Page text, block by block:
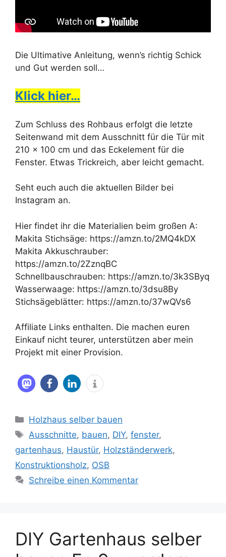
Die Ultimative Anleitung, wenn’s richtig Schick
und Gut werden soll…
Klick hier…
Zum Schluss des Rohbaus erfolgt die letzte
Seitenwand mit dem Ausschnitt für die Tür mit
210 x 100 cm und das Eckelement für die
Fenster. Etwas Trickreich, aber leicht gemacht.
Seht euch auch die aktuellen Bilder bei
Instagram an.
Hier findet ihr die Materialien beim großen A:
Makita Stichsäge: https://amzn.to/2MQ4kDX
Makita Akkuschrauber:
https://amzn.to/2ZznqBC
Schnellbauschrauben: https://amzn.to/3k3SByq
Wasserwaage: https://amzn.to/3dsu8By
Stichsägeblätter: https://amzn.to/37wQVs6
Affiliate Links enthalten. Die machen euren
Einkauf nicht teurer, unterstützen aber mein
Projekt mit einer Provision.
Kategorien
Holzhaus selber bauen
Schlagwörter
Ausschnitte, bauen, DIY,fenster,
gartenhaus, Haustür, Holzständerwerk,
Konstruktionsholz, OSB
Schreibe einen Kommentar
DIY Gartenhaus selber